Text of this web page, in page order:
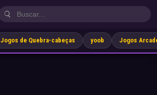
Jogos de Quebra-cabeças yoob Jogos